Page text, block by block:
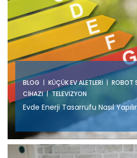
BLOG | KÜÇÜK EV ALETLERI | ROBOT
CIHAZI | TELEVIZYON
Evde Enerji Tasarrufu Nasıl